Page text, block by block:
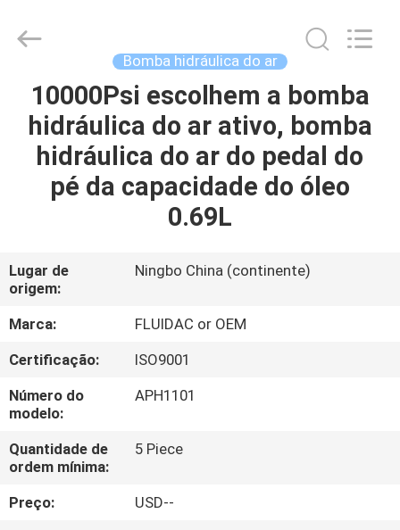
CASA
PRODUTOS
VÍDEOS
SOBRE
NÓS
EXCURSÃO
DA
FÁBRICA
CONTROLE
DA
FLUID
AUTOMATIC
Reserved.
Bomba hidráulica do ar
10000Psi escolhem a bomba
hidráulica do ar ativo, bomba
hidráulica do ar do pedal do
pé da capacidade do óleo
0.69L
Lugar de
origem:
Ningbo China (continente)
Marca:
FLUIDAC or OEM
Certificação:
ISO9001
Número do
modelo:
APH1101
Quantidade de
ordem mínima:
5 Piece
Preço:
USD--